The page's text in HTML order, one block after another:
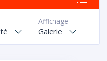
Affichage
Galerie